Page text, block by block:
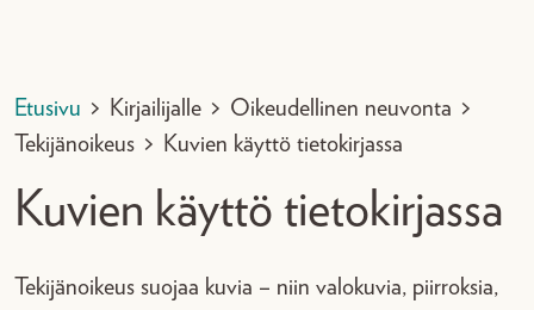
Etusivu > Kirjailijalle > Oikeudellinen neuvonta >
Tekijänoikeus > Kuvien käyttö tietokirjassa
Kuvien käyttö tietokirjassa
Tekijänoikeus suojaa kuvia – niin valokuvia, piirroksia,